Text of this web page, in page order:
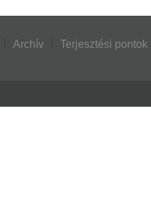
Archív Terjesztési pontok